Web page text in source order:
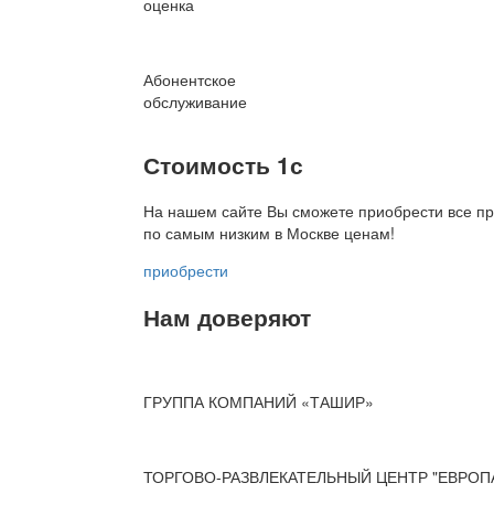
оценка
Абонентское
обслуживание
Стоимость 1с
На нашем сайте Вы сможете приобрести все
по самым низким в Москве ценам!
приобрести
Нам доверяют
ГРУППА КОМПАНИЙ «ТАШИР»
ТОРГОВО-РАЗВЛЕКАТЕЛЬНЫЙ ЦЕНТР